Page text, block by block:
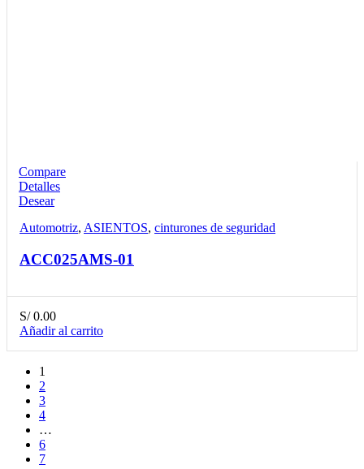
Compare
Detalles
Desear
Automotriz, ASIENTOS, cinturones de seguridad
ACC025AMS-01
S/0.00
Añadir al carrito
1
2
3
4
…
6
7